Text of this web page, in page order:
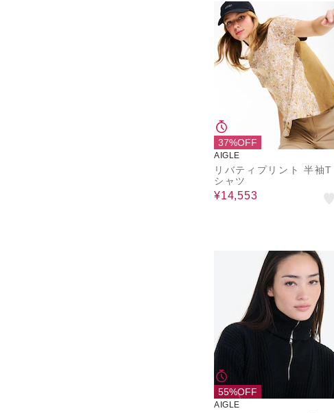
37%OFF
AIGLE
リバティプリント 半袖T
シャツ
¥14,553
55%OFF
AIGLE